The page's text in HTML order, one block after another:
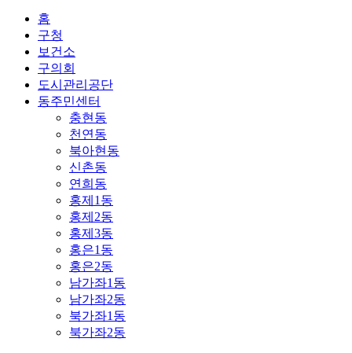
홈
구청
보건소
구의회
도시관리공단
동주민센터
충현동
천연동
북아현동
신촌동
연희동
홍제1동
홍제2동
홍제3동
홍은1동
홍은2동
남가좌1동
남가좌2동
북가좌1동
북가좌2동